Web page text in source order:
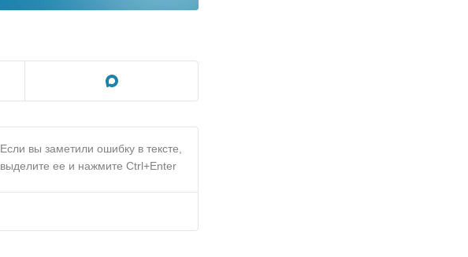
Если вы заметили ошибку в тексте,
выделите ее и нажмите Ctrl+Enter